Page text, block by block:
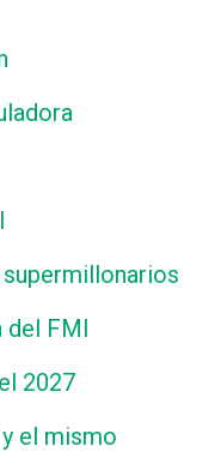
del FMI
2027
el mismo